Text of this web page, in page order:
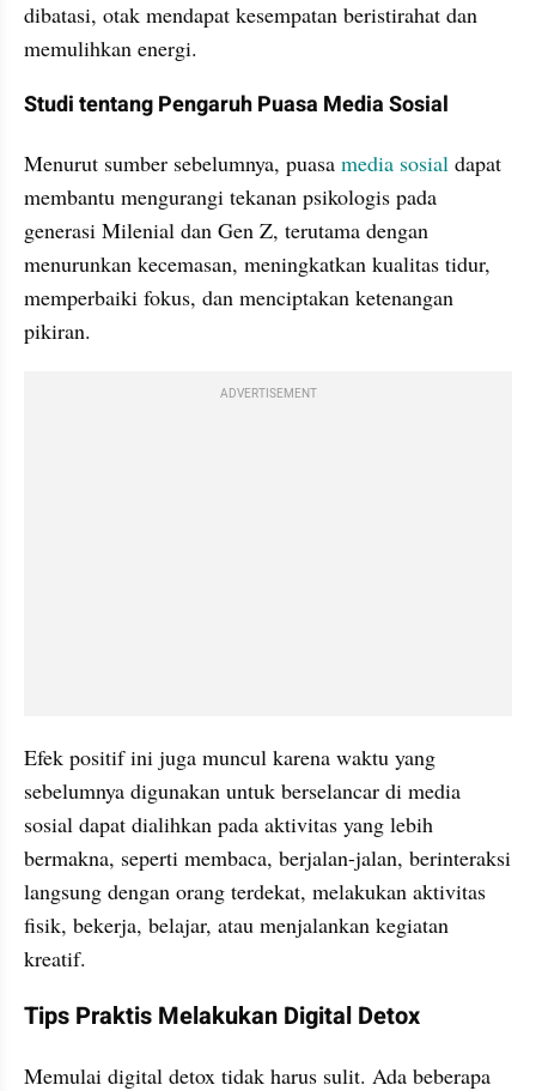
dibatasi, otak mendapat kesempatan beristirahat dan
memulihkan energi.
Studi tentang Pengaruh Puasa Media Sosial
Menurut sumber sebelumnya, puasa media sosial dapat
membantu mengurangi tekanan psikologis pada
generasi Milenial dan Gen Z, terutama dengan
menurunkan kecemasan, meningkatkan kualitas tidur,
memperbaiki fokus, dan menciptakan ketenangan
pikiran.
ADVERTISEMENT
Efek positif ini juga muncul karena waktu yang
sebelumnya digunakan untuk berselancar di media
sosial dapat dialihkan pada aktivitas yang lebih
bermakna, seperti membaca, berjalan-jalan, berinteraksi
langsung dengan orang terdekat, melakukan aktivitas
fisik, bekerja, belajar, atau menjalankan kegiatan
kreatif.
Tips Praktis Melakukan Digital Detox
Memulai digital detox tidak harus sulit. Ada beberapa